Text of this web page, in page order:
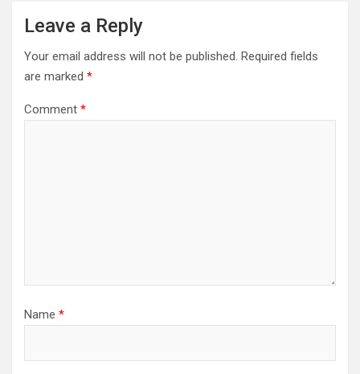
Leave a Reply
Your email address will not be published. Required fields
are marked *
Comment *
Name *